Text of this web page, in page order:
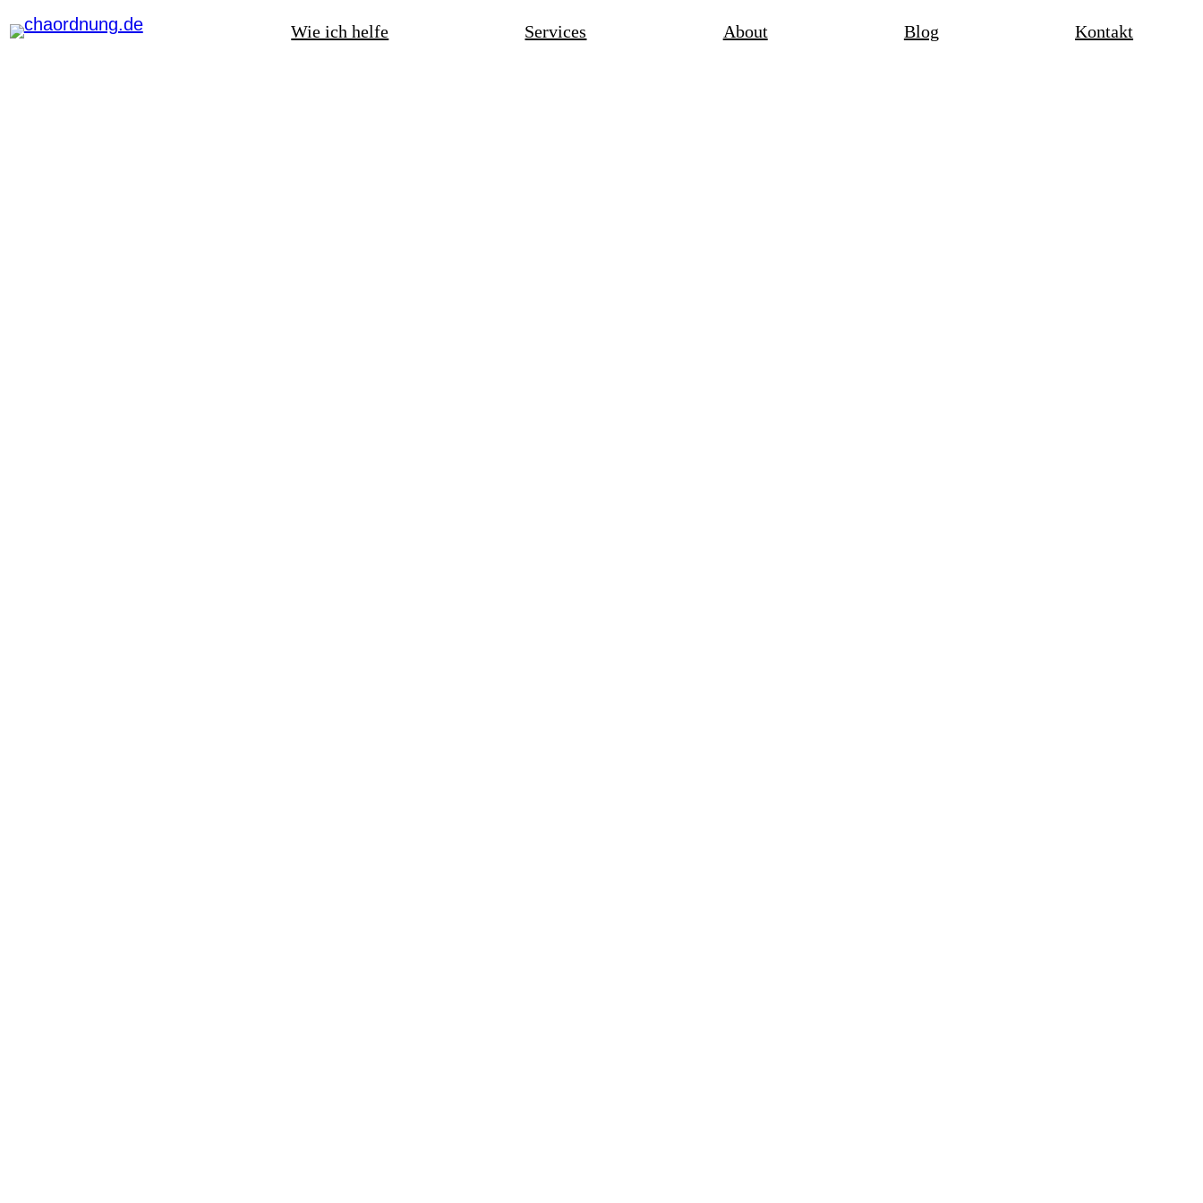
Wie ich helfe Services About Blog Kontakt